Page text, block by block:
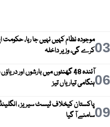
03موجودہ نظام کہیں نہیں جا رہا،
کرے گی، وزیر داخلہ
06
آئندہ 48 گھنٹوں میں بارشوں اور
ہنگامی تیاریاں تیز
09سامنے آ گیا